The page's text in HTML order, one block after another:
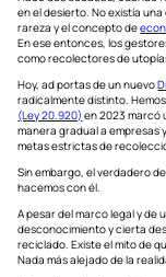
en el desierto. No existía
rareza y el concepto de
En ese entonces, los
como recolectores de
Hoy, ad portas de un nuevo
radicalmente distinto.
(Ley 20.920) en 2023 marcó
manera gradual a empresas
metas estrictas de
Sin embargo, el verdadero
hacemos con él.
A pesar del marco legal y de
desconocimiento y cierta
reciclado. Existe el mito de
Nada más alejado de la